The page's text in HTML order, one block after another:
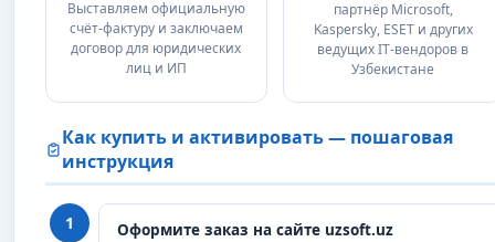
Выставляем официальную
счёт-фактуру и заключаем
договор для юридических
лиц и ИП
партнёр Microsoft,
Kaspersky, ESET и других
ведущих IT‑вендоров в
Узбекистане
Как купить и активировать — пошаговая
инструкция
1 Оформите заказ на сайте uzsoft.uz